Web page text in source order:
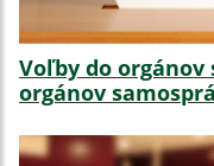
Voľby do orgánov
orgánov